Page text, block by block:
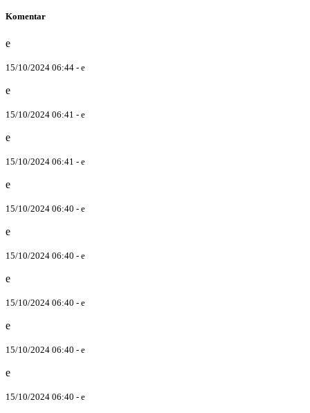
Komentar
e
15/10/2024 06:44 - e
e
15/10/2024 06:41 - e
e
15/10/2024 06:41 - e
e
15/10/2024 06:40 - e
e
15/10/2024 06:40 - e
e
15/10/2024 06:40 - e
e
15/10/2024 06:40 - e
e
15/10/2024 06:40 - e